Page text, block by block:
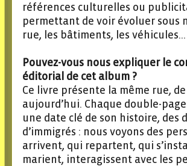
références culturelles ou
permettant de voir évoluer sous
rue, les bâtiments, les véhicules…
Pouvez-vous nous expliquer le
éditorial de cet album ?
Ce livre présente la même rue, de
aujourd’hui. Chaque double-
une date clé de son histoire, des
d’immigrés : nous voyons des
arrivent, qui repartent, qui
marient, interagissent avec les